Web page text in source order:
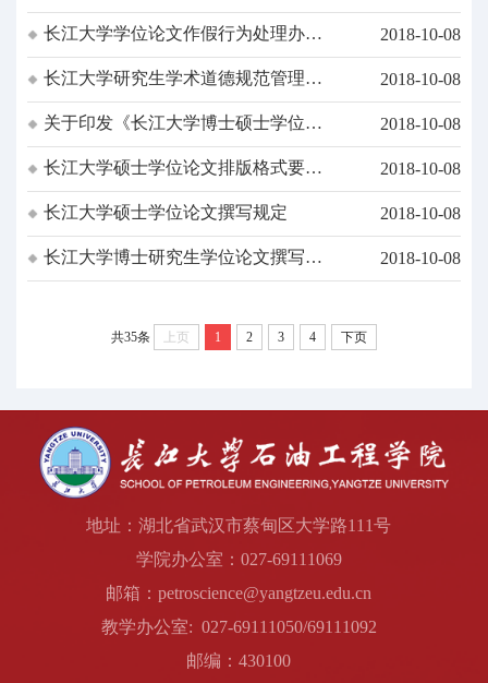
制）硕士研究生培养方案
长江大学学位论文作假行为处理办法
实施细则
2018-10-08
长江大学研究生学术道德规范管理办
法
2018-10-08
关于印发《长江大学博士硕士学位论
文抽查及结果处理暂行办法》的通知
2018-10-08
长江大学硕士学位论文排版格式要求
及扉页样式
2018-10-08
长江大学硕士学位论文撰写规定 2018-10-08
长江大学博士研究生学位论文撰写规
范
2018-10-08
共35条 上页 1 2 3 4 下页
地址：湖北省武汉市蔡甸区大学路111号
学院办公室：027-69111069
邮箱：petroscience@yangtzeu.edu.cn
教学办公室: 027-69111050/69111092
邮编：430100